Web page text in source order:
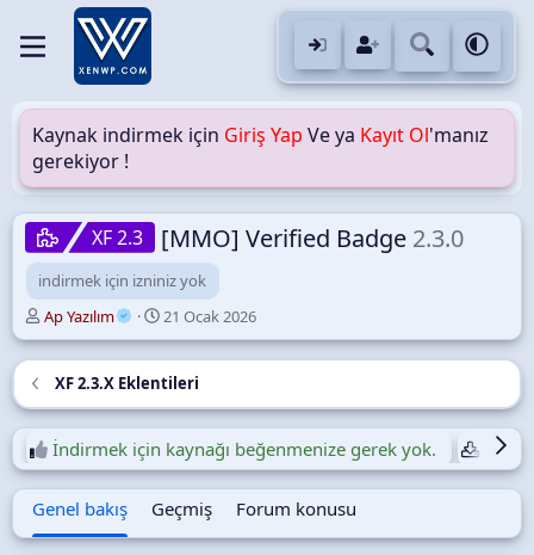
Kaynak indirmek için Giriş Yap Ve ya Kayıt Ol'manız
gerekiyor !
XF 2.3 [MMO] Verified Badge 2.3.0
indirmek için izniniz yok
Y
a
z
Ap Yazılım
O
l
u
ş
r
u
l
m
21 Ocak 2026
XF 2.3.X Eklentileri
İndirmek için kaynağı beğenmenize gerek yok.
Genel bakış Geçmiş Forum konusu